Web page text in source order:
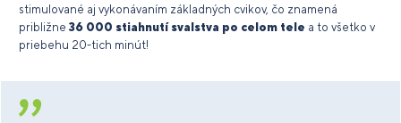
stimulované aj vykonávaním základných cvikov, čo znamená
približne36 000 stiahnutí svalstva po celom tele a to všetko v
priebehu 20-tich minút!